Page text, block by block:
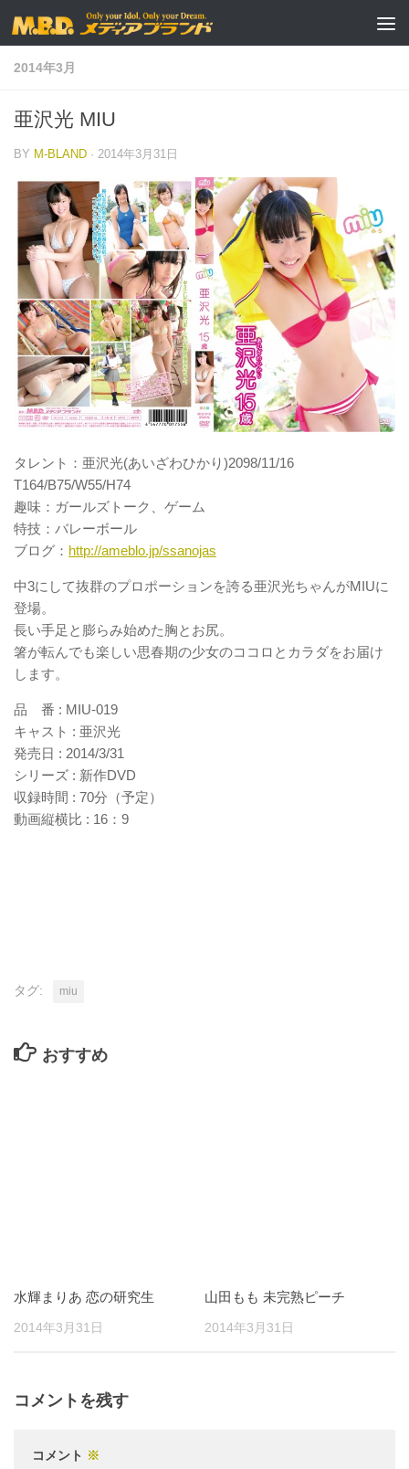
コンテンツへスキップ
2014年3月
亜沢光 MIU
BY M-BLAND · 2014年3月31日
タレント：亜沢光(あいざわひかり)2098/11/16
T164/B75/W55/H74
趣味：ガールズトーク、ゲーム
特技：バレーボール
ブログ： http://ameblo.jp/ssanojas
中3にして抜群のプロポーションを誇る亜沢光ちゃんがMIUに
登場。
長い手足と膨らみ始めた胸とお尻。
箸が転んでも楽しい思春期の少女のココロとカラダをお届け
します。
品 番 : MIU-019
キャスト : 亜沢光
発売日 : 2014/3/31
シリーズ : 新作DVD
収録時間 : 70分（予定）
動画縦横比 : 16：9
タグ: miu
おすすめ
水輝まりあ 恋の研究生
2014年3月31日
山田もも 未完熟ピーチ
2014年3月31日
コメントを残す
コメント ※